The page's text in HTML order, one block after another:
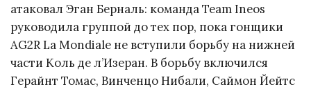
атаковал Эган Берналь: команда Team Ineos
руководила группой до тех пор, пока гонщики
AG2R La Mondiale не вступили борьбу на нижней
части Коль де л’Изеран. В борьбу включился
Герайнт Томас, Винченцо Нибали, Саймон Йейтс